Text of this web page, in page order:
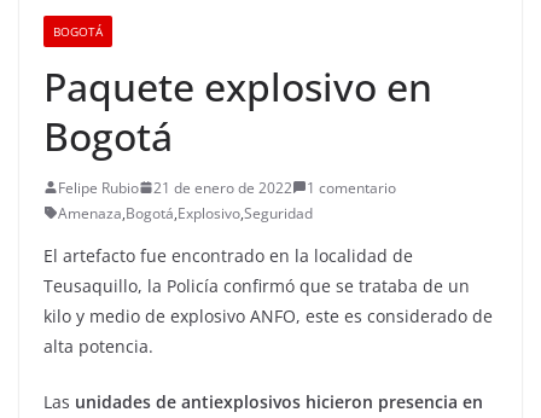
BOGOTÁ
Paquete explosivo en
Bogotá
Felipe Rubio 21 de enero de 2022
1 comentario
Amenaza,Bogotá,Explosivo,Seguridad
El artefacto fue encontrado en la localidad de
Teusaquillo, la Policía confirmó que se trataba de un
kilo y medio de explosivo ANFO, este es considerado de
alta potencia.
Las unidades de antiexplosivos hicieron presencia en